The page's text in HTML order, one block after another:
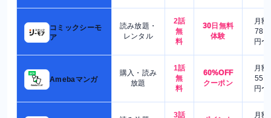
コミックシーモ
ア
読み放題・
レンタル
2話
無
料
30日無料
体験
月額
780
円〜
Amebaマンガ
購入・読み
放題
1話
無
料
60%OFF
クーポン
月額
550
円〜
3話
月額